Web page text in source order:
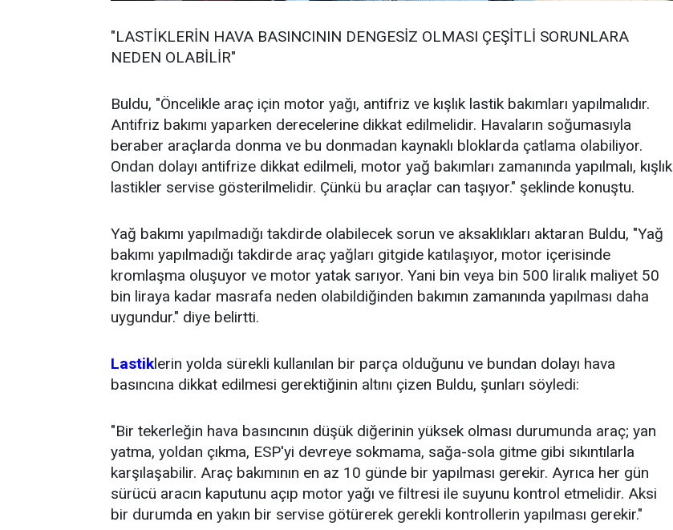
"LASTİKLERİN HAVA BASINCININ DENGESİZ OLMASI ÇEŞİTLİ SORUNLARA
NEDEN OLABİLİR"
Buldu, "Öncelikle araç için motor yağı, antifriz ve kışlık lastik bakımları yapılmalıdır.
Antifriz bakımı yaparken derecelerine dikkat edilmelidir. Havaların soğumasıyla
beraber araçlarda donma ve bu donmadan kaynaklı bloklarda çatlama olabiliyor.
Ondan dolayı antifrize dikkat edilmeli, motor yağ bakımları zamanında yapılmalı, kışlık
lastikler servise gösterilmelidir. Çünkü bu araçlar can taşıyor." şeklinde konuştu.
Yağ bakımı yapılmadığı takdirde olabilecek sorun ve aksaklıkları aktaran Buldu, "Yağ
bakımı yapılmadığı takdirde araç yağları gitgide katılaşıyor, motor içerisinde
kromlaşma oluşuyor ve motor yatak sarıyor. Yani bin veya bin 500 liralık maliyet 50
bin liraya kadar masrafa neden olabildiğinden bakımın zamanında yapılması daha
uygundur." diye belirtti.
Lastiklerin yolda sürekli kullanılan bir parça olduğunu ve bundan dolayı hava
basıncına dikkat edilmesi gerektiğinin altını çizen Buldu, şunları söyledi:
"Bir tekerleğin hava basıncının düşük diğerinin yüksek olması durumunda araç; yan
yatma, yoldan çıkma, ESP'yi devreye sokmama, sağa-sola gitme gibi sıkıntılarla
karşılaşabilir. Araç bakımının en az 10 günde bir yapılması gerekir. Ayrıca her gün
sürücü aracın kaputunu açıp motor yağı ve filtresi ile suyunu kontrol etmelidir. Aksi
bir durumda en yakın bir servise götürerek gerekli kontrollerin yapılması gerekir."